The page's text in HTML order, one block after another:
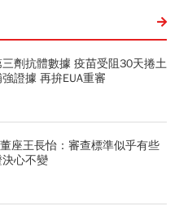
劑抗體數據 疫苗受阻30天捲土
證據 再拚EUA重審
座王長怡：審查標準似乎有些
心不變